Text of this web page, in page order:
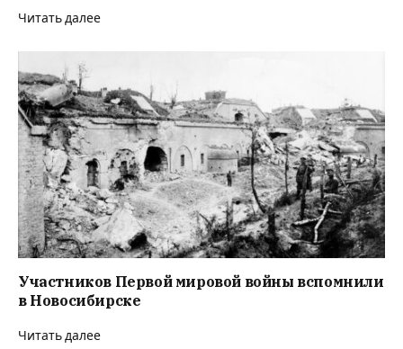
Читать далее
Участников Первой мировой войны вспомнили
в Новосибирске
Читать далее